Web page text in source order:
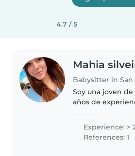
4.7 / 5
Mahia
Soy una joven de
años de
bebés hasta
escolar. Hablo
con fluidez y
Experience: >
References: 1